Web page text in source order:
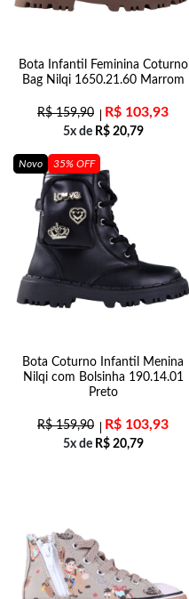
Bota Infantil Feminina Coturno
Bag Nilqi 1650.21.60 Marrom
R$159,90 R$ 103,93
5x de R$20,79
Novo 35% OFF
Bota Coturno Infantil Menina
Nilqi com Bolsinha 190.14.01
Preto
R$159,90 R$ 103,93
5x de R$20,79